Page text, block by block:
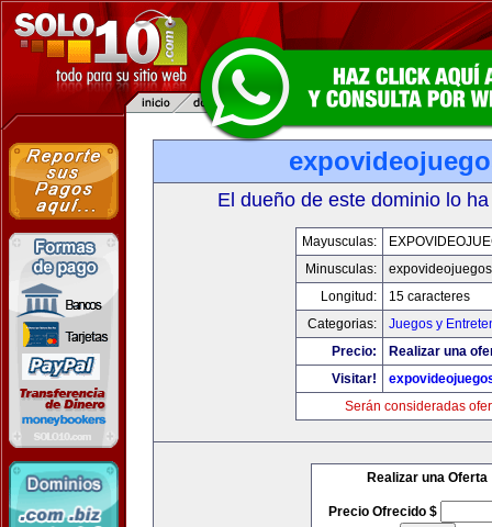
El dueño de este dominio lo
Mayusculas:
Minusculas:
Longitud:
15 caracteres
Categorias:
Juegos y
Precio:
Realizar una
Visitar!
Serán consideradas
Realizar una Oferta
Precio Ofrecido $